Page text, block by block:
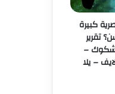
كبيرة
تقرير
–
– يلا